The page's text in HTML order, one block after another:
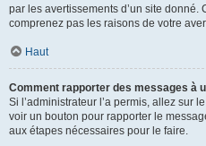
par les avertissements d’un site donné.
comprenez pas les raisons de votre
Haut
Comment rapporter des messages à
Si l’administrateur l’a permis, allez sur
voir un bouton pour rapporter le
aux étapes nécessaires pour le faire.